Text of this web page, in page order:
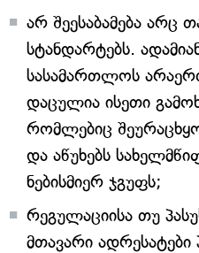
არ შეესაბამება არც
სტანდარტებს.
სასამართლოს
დაცულია ისეთი
რომლებიც
და აწუხებს
ნებისმიერ ჯგუფს;
რეგულაციისა თუ
მთავარი